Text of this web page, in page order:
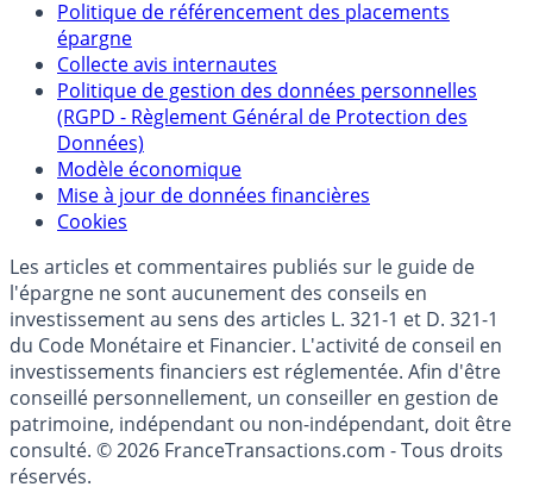
Partenaires
Qui sommes-nous ?
Politique de référencement des placements
épargne
Collecte avis internautes
Politique de gestion des données personnelles
(RGPD - Règlement Général de Protection des
Données)
Modèle économique
Cookies
Les articles et commentaires publiés sur le guide de
l'épargne ne sont aucunement des conseils en
investissement au sens des articles L. 321-1 et D. 321-1
du Code Monétaire et Financier. L'activité de conseil en
investissements financiers est réglementée. Afin d'être
conseillé personnellement, un conseiller en gestion de
patrimoine, indépendant ou non-indépendant, doit être